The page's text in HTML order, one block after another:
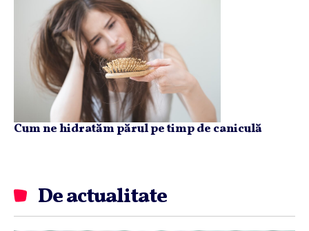
Cum ne hidratăm părul pe timp de caniculă
De actualitate